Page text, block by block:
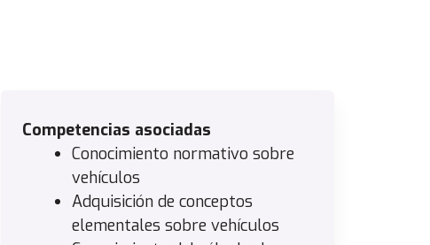
Competencias asociadas
Conocimiento normativo sobre
vehículos
Adquisición de conceptos
elementales sobre vehículos